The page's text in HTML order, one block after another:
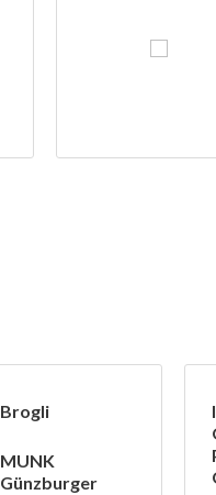
Brogli
MUNK
Günzburger